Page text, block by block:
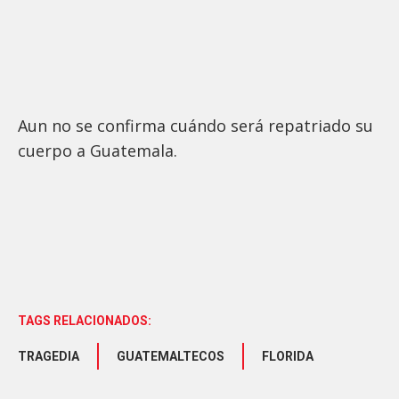
Aun no se confirma cuándo será repatriado su
cuerpo a Guatemala.
TAGS RELACIONADOS:
TRAGEDIA GUATEMALTECOS FLORIDA